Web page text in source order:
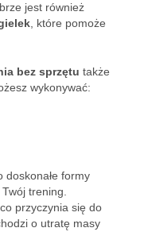
jest również
, które pomoże
bez sprzętu także
wykonywać:
doskonałe formy
trening.
przyczynia się do
o utratę masy